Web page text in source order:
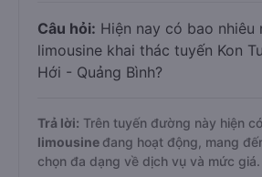
Câu hỏi: Hiện nay có bao nhiêu
limousine khai thác tuyến Kon
Hới - Quảng Bình?
Trả lời: Trên tuyến đường này hiện có
limousine đang hoạt động, mang
chọn đa dạng về dịch vụ và mức giá.